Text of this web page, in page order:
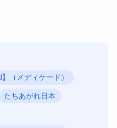
（メディケード）
たちあがれ日本